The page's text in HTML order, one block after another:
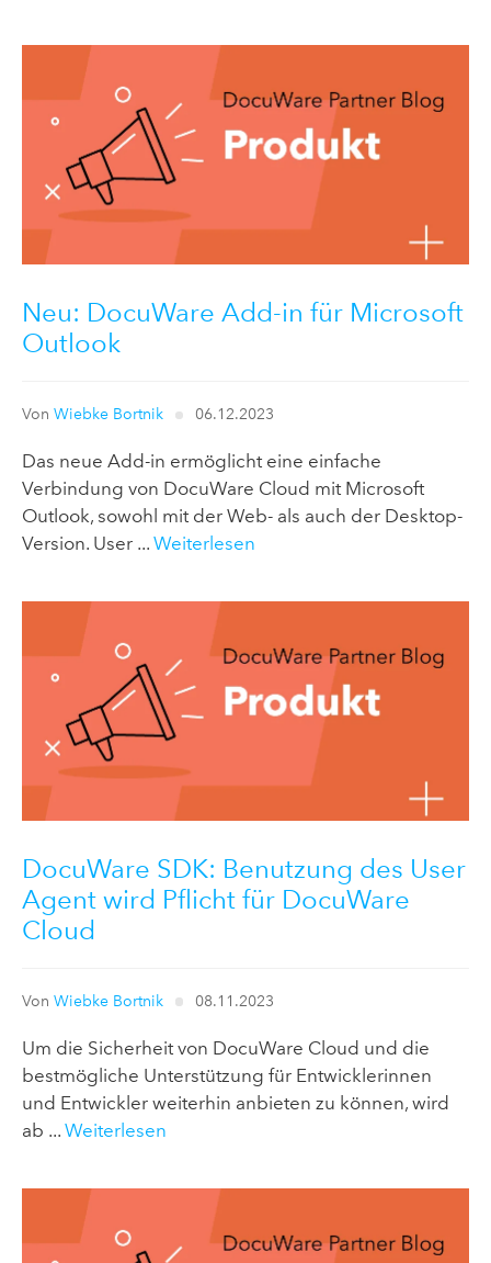
Neu: DocuWare Add-in für Microsoft
Outlook
Von Wiebke Bortnik 06.12.2023
Das neue Add-in ermöglicht eine einfache
Verbindung von DocuWare Cloud mit Microsoft
Outlook, sowohl mit der Web- als auch der Desktop-
Version. User ... Weiterlesen
DocuWare SDK: Benutzung des User
Agent wird Pflicht für DocuWare
Cloud
Von Wiebke Bortnik 08.11.2023
Um die Sicherheit von DocuWare Cloud und die
bestmögliche Unterstützung für Entwicklerinnen
und Entwickler weiterhin anbieten zu können, wird
ab ... Weiterlesen